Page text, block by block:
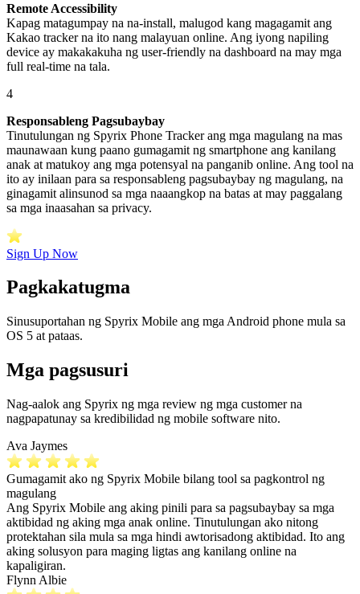
Remote Accessibility
Kapag matagumpay na na-install, malugod kang magagamit ang
Kakao tracker na ito nang malayuan online. Ang iyong napiling
device ay makakakuha ng user-friendly na dashboard na may mga
full real-time na tala.
4
Responsableng Pagsubaybay
Tinutulungan ng Spyrix Phone Tracker ang mga magulang na mas
maunawaan kung paano gumagamit ng smartphone ang kanilang
anak at matukoy ang mga potensyal na panganib online. Ang tool na
ito ay inilaan para sa responsableng pagsubaybay ng magulang, na
ginagamit alinsunod sa mga naaangkop na batas at may paggalang
sa mga inaasahan sa privacy.
Sign Up Now
Pagkakatugma
Sinusuportahan ng Spyrix Mobile ang mga Android phone mula sa
OS 5 at pataas.
Mga pagsusuri
Nag-aalok ang Spyrix ng mga review ng mga customer na
nagpapatunay sa kredibilidad ng mobile software nito.
Ava Jaymes
Gumagamit ako ng Spyrix Mobile bilang tool sa pagkontrol ng
magulang
Ang Spyrix Mobile ang aking pinili para sa pagsubaybay sa mga
aktibidad ng aking mga anak online. Tinutulungan ako nitong
protektahan sila mula sa mga hindi awtorisadong aktibidad. Ito ang
aking solusyon para maging ligtas ang kanilang online na
kapaligiran.
Flynn Albie